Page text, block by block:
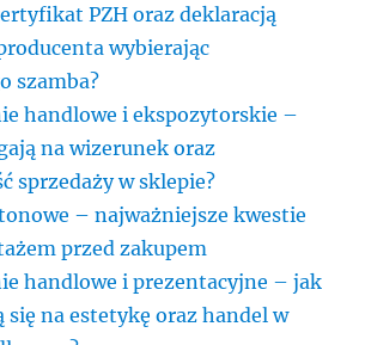
PZH oraz deklaracją
wybierając
szamba?
handlowe i ekspozytorskie –
na wizerunek oraz
sprzedaży w sklepie?
– najważniejsze kwestie
przed zakupem
handlowe i prezentacyjne – jak
się na estetykę oraz handel w